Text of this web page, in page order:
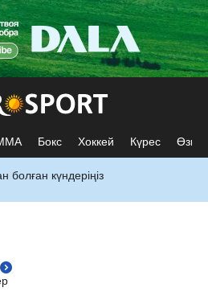
Бокс Хоккей Күрес Өзге
болған күндеріңіз